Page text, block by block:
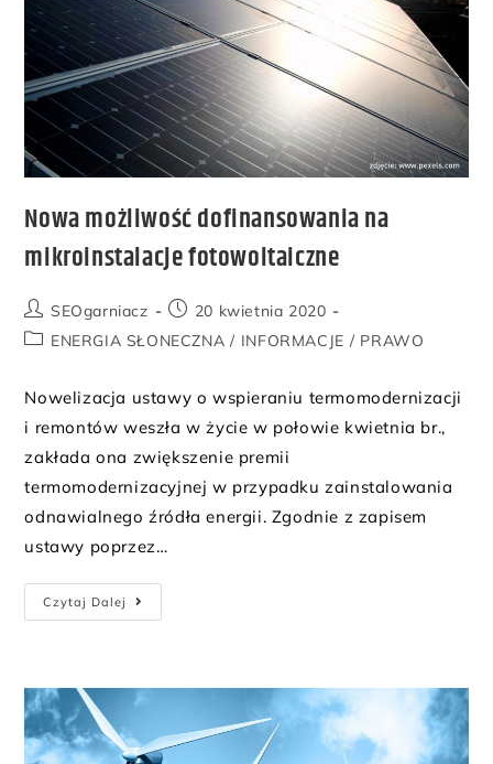
Nowa możliwość dofinansowania na
mikroinstalacje fotowoltaiczne
SEOgarniacz
20 kwietnia 2020
ENERGIA SŁONECZNA / INFORMACJE / PRAWO
Nowelizacja ustawy o wspieraniu termomodernizacji
i remontów weszła w życie w połowie kwietnia br.,
zakłada ona zwiększenie premii
termomodernizacyjnej w przypadku zainstalowania
odnawialnego źródła energii. Zgodnie z zapisem
ustawy poprzez…
Czytaj Dalej